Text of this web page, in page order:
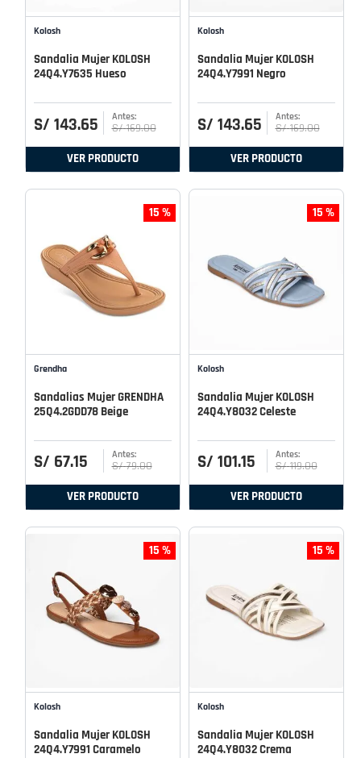
Kolosh
Sandalia Mujer KOLOSH
24Q4.Y7635 Hueso
S/ 143.65 S/ 169.00
VER PRODUCTO
Kolosh
Sandalia Mujer KOLOSH
24Q4.Y7991 Negro
S/ 143.65 S/ 169.00
VER PRODUCTO
15 %
Grendha
Sandalias Mujer GRENDHA
25Q4.2GDD78 Beige
S/ 67.15 S/ 79.00
VER PRODUCTO
15 %
Kolosh
Sandalia Mujer KOLOSH
24Q4.Y8032 Celeste
S/ 101.15 S/ 119.00
VER PRODUCTO
15 %
Kolosh
Sandalia Mujer KOLOSH
24Q4.Y7991 Caramelo
15 %
Kolosh
Sandalia Mujer KOLOSH
24Q4.Y8032 Crema